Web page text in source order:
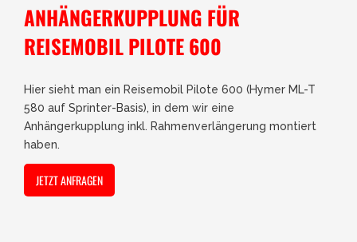
ANHÄNGERKUPPLUNG FÜR
REISEMOBIL PILOTE 600
Hier sieht man ein Reisemobil Pilote 600 (Hymer ML-T
580 auf Sprinter-Basis), in dem wir eine
Anhängerkupplung inkl. Rahmenverlängerung montiert
haben.
JETZT ANFRAGEN